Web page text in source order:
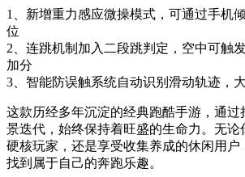
1、新增重力感应微操模式，可通过手机
位
2、连跳机制加入二段跳判定，空中可触
加分
3、智能防误触系统自动识别滑动轨迹，
这款历经多年沉淀的经典跑酷手游，通过
景迭代，始终保持着旺盛的生命力。无论
硬核玩家，还是享受收集养成的休闲用户
找到属于自己的奔跑乐趣。